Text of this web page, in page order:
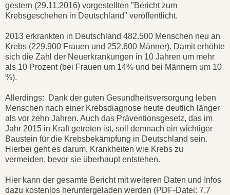
gestern (29.11.2016) vorgestellten "Bericht zum
Krebsgeschehen in Deutschland" veröffentlicht.
2013 erkrankten in Deutschland 482.500 Menschen neu an
Krebs (229.900 Frauen und 252.600 Männer). Damit erhöhte
sich die Zahl der Neuerkrankungen in 10 Jahren um mehr
als 10 Prozent (bei Frauen um 14% und bei Männern um 10
%).
Allerdings: Dank der guten Gesundheitsversorgung leben
Menschen nach einer Krebsdiagnose heute deutlich länger
als vor zehn Jahren. Auch das Präventionsgesetz, das im
Jahr 2015 in Kraft getreten ist, soll demnach ein wichtiger
Baustein für die Krebsbekämpfung in Deutschland sein.
Hierbei geht es darum, Krankheiten wie Krebs zu
vermeiden, bevor sie überhaupt entstehen.
Hier kann der gesamte Bericht mit weiteren Daten und Infos
dazu kostenlos heruntergeladen werden (PDF-Datei: 7,7